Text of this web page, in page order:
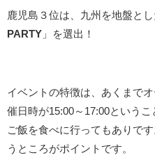
鹿児島３位は、九州を地盤と
PARTY 」を選出！
イベントの特徴は、あくまで
催日時が15:00～17:00という
ご飯を食べに行ってもありで
うところがポイントです。